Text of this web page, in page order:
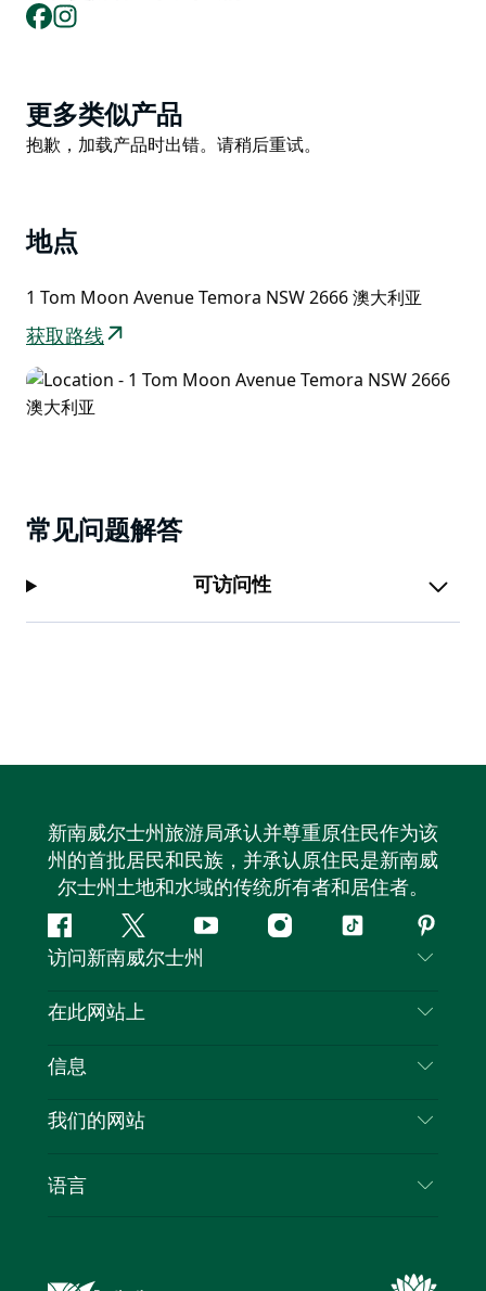
因此，请系好安全带，立即预订，为自己带来独特的体
Facebook
Product
List
更多类似产品
Product
抱歉，加载产品时出错。请稍后重试。
地点
1 Tom Moon Avenue Temora NSW 2666 澳大利亚
获取路线
常见问题解答
可访问性
新南威尔士州旅游局承认并尊重原住民作为该
州的首批居民和民族，并承认原住民是新南威
尔士州土地和水域的传统所有者和居住者。
Facebook叽
叽
喳
YouTubeInstagram
抖
访问新南威尔士州
联系我们
隐私
Cookie 通知
在此网站上
目的地
新南威尔士州公路旅行
活动
信息
旅行信息
新南威尔士州的商业
我们的网站
语言